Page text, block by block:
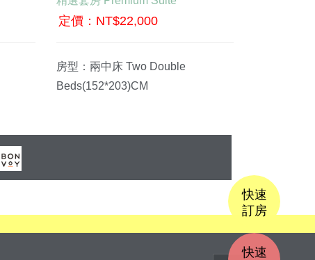
定價：NT$22,000
房型：兩中床 Two Double
Beds(152*203)CM
快速
快速
訂房